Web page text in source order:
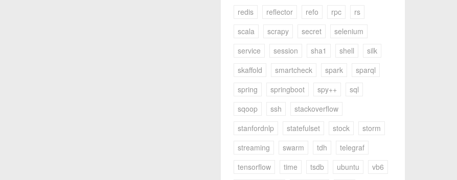
redis
reflector refo rpc
rs
scala
scrapy secret
selenium
service
session sha1 shell
silk
skaffold
smartcheck spark
sparql
spring
springboot spy++
sql
sqoop
ssh
stackoverflow
stanfordnlp
statefulset stock
storm
streaming
swarm tdh
telegraf
tensorflow
time tsdb ubuntu
vb6